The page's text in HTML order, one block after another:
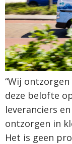
“Wij ontzorgen
deze belofte
leveranciers
ontzorgen in
Het is geen